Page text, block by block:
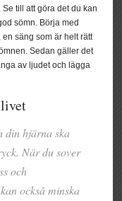
till att göra det du kan
sömn. Börja med
, en säng som är helt rätt
Sedan gäller det
av ljudet och lägga
din hjärna ska
När du sover
och
också minska